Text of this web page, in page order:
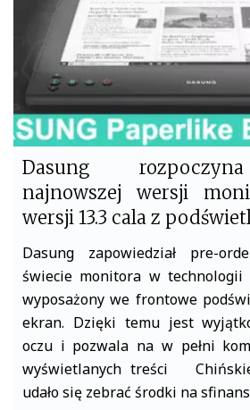
Dasung
najnowszej wersji
wersji 13.3 cala z
Dasung zapowiedział pre-
świecie monitora w technologii
wyposażony we frontowe
ekran. Dzięki temu jest
oczu i pozwala na w pełni
wyświetlanych treści
udało się zebrać środki na